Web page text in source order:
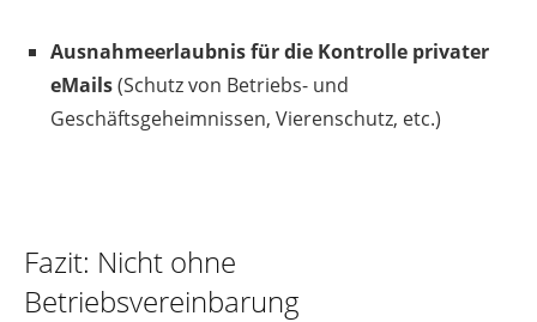
Ausnahmeerlaubnis für die Kontrolle privater
eMails(Schutz von Betriebs- und
Geschäftsgeheimnissen, Vierenschutz, etc.)
Fazit: Nicht ohne
Betriebsvereinbarung